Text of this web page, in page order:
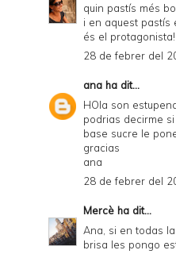
quin pastís més
i en aquest pastís
és el
28 de febrer del
ana ha dit...
HOla son
podrias decirme
base sucre le
gracias
ana
28 de febrer del
Mercè ha dit...
Ana, si en todas
brisa les pongo